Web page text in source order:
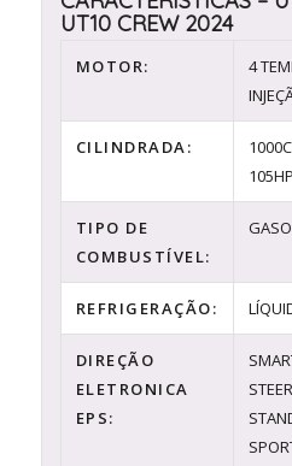
UT10 CREW 2024
MOTOR:
4
CILINDRADA:
105HP
TIPO DE
COMBUSTÍVEL:
REFRIGERAÇÃO:
DIREÇÃO
ELETRONICA
EPS: